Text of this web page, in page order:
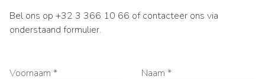
Bel ons op +32 3 366 10 66 of contacteer ons via
onderstaand formulier.
Voornaam * Naam *